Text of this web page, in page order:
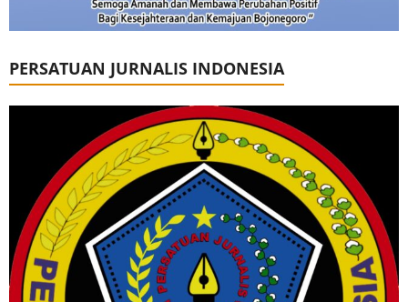
PERSATUAN JURNALIS INDONESIA